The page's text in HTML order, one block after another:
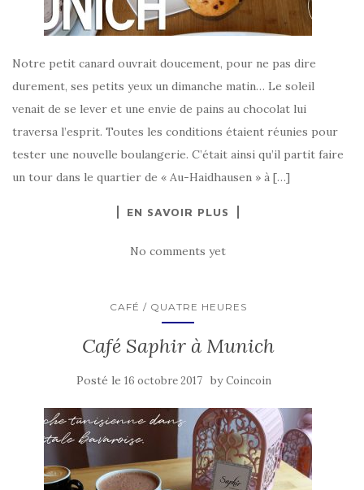
Notre petit canard ouvrait doucement, pour ne pas dire
durement, ses petits yeux un dimanche matin… Le soleil
venait de se lever et une envie de pains au chocolat lui
traversa l’esprit. Toutes les conditions étaient réunies pour
tester une nouvelle boulangerie. C’était ainsi qu’il partit faire
un tour dans le quartier de « Au-Haidhausen » à […]
EN SAVOIR PLUS
No comments yet
CAFÉ / QUATRE HEURES
Café Saphir à Munich
Posté le 16 octobre 2017 byCoincoin